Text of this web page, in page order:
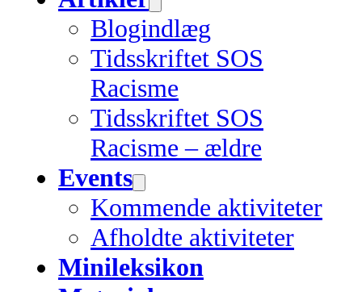
Blogindlæg
Tidsskriftet SOS
Racisme
Tidsskriftet SOS
Racisme – ældre
Events
Kommende aktiviteter
Afholdte aktiviteter
Minileksikon